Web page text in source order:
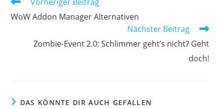
ansehen
WoW Addon Manager Alternativen
Nächster Beitrag
Zombie-Event 2.0: Schlimmer geht’s nicht? Geht
doch!
DAS KÖNNTE DIR AUCH GEFALLEN